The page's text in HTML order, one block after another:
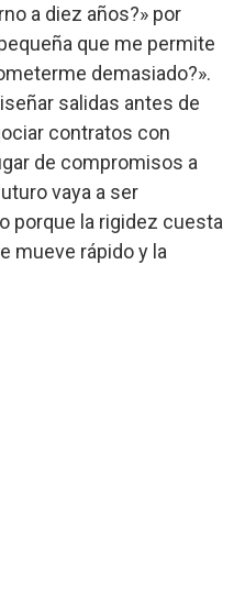
a diez años?» por
que me permite
demasiado?».
salidas antes de
contratos con
de compromisos a
vaya a ser
porque la rigidez cuesta
mueve rápido y la